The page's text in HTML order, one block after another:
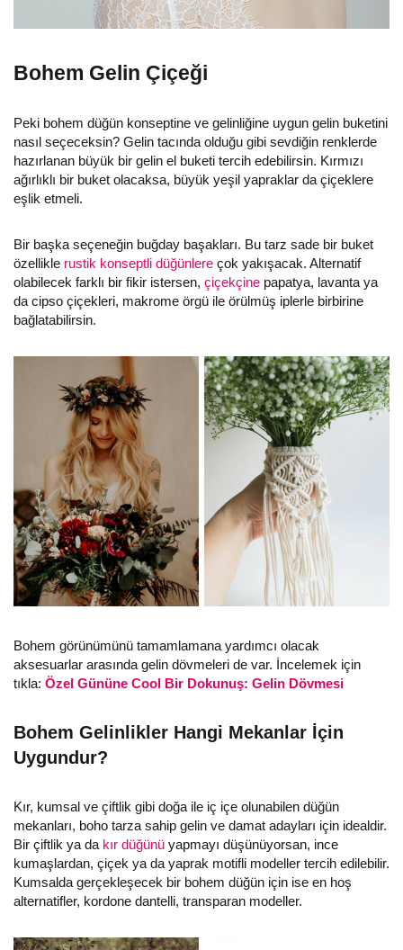
Bohem Gelin Çiçeği
Peki bohem düğün konseptine ve gelinliğine uygun gelin buketini
nasıl seçeceksin? Gelin tacında olduğu gibi sevdiğin renklerde
hazırlanan büyük bir gelin el buketi tercih edebilirsin. Kırmızı
ağırlıklı bir buket olacaksa, büyük yeşil yapraklar da çiçeklere
eşlik etmeli.
Bir başka seçeneğin buğday başakları. Bu tarz sade bir buket
özellikle rustik konseptli düğünlere çok yakışacak. Alternatif
olabilecek farklı bir fikir istersen, çiçekçine papatya, lavanta ya
da cipso çiçekleri, makrome örgü ile örülmüş iplerle birbirine
bağlatabilirsin.
Bohem görünümünü tamamlamana yardımcı olacak
aksesuarlar arasında gelin dövmeleri de var. İncelemek için
tıkla: Özel Gününe Cool Bir Dokunuş: Gelin Dövmesi
Bohem Gelinlikler Hangi Mekanlar İçin
Uygundur?
Kır, kumsal ve çiftlik gibi doğa ile iç içe olunabilen düğün
mekanları, boho tarza sahip gelin ve damat adayları için idealdir.
Bir çiftlik ya da kır düğünü yapmayı düşünüyorsan, ince
kumaşlardan, çiçek ya da yaprak motifli modeller tercih edilebilir.
Kumsalda gerçekleşecek bir bohem düğün için ise en hoş
alternatifler, kordone dantelli, transparan modeller.